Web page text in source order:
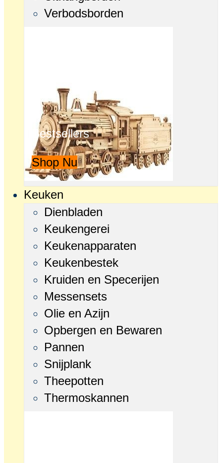
Verbodsborden
Bestsellers
Shop Nu
Keuken
Dienbladen
Keukengerei
Keukenapparaten
Keukenbestek
Kruiden en Specerijen
Messensets
Olie en Azijn
Opbergen en Bewaren
Pannen
Snijplank
Theepotten
Thermoskannen